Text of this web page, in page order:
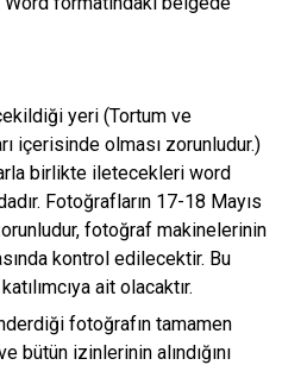
yeri (Tortum ve
içerisinde olması zorunludur.)
birlikte iletecekleri word
Fotoğrafların 17-18 Mayıs
fotoğraf makinelerinin
kontrol edilecektir. Bu
ait olacaktır.
fotoğrafın tamamen
bütün izinlerinin alındığını